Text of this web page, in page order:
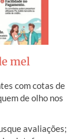
mel
com cotas de
de olho nos
avaliações;